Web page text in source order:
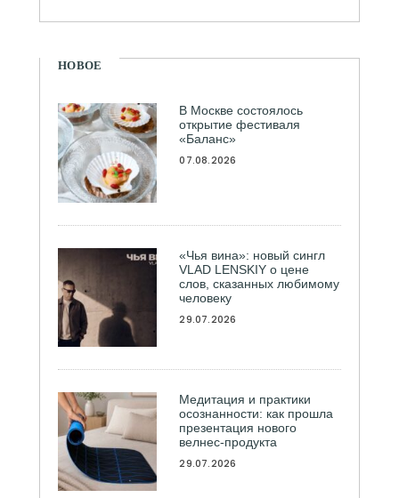
НОВОЕ
В Москве состоялось
открытие фестиваля
«Баланс»
07.08.2026
«Чья вина»: новый сингл
VLAD LENSKIY о цене
слов, сказанных любимому
человеку
29.07.2026
Медитация и практики
осознанности: как прошла
презентация нового
велнес-продукта
29.07.2026